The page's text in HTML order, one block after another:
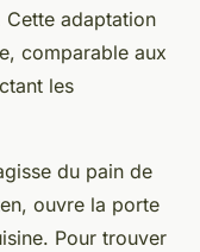
Cette adaptation
comparable aux
les
du pain de
ouvre la porte
Pour trouver